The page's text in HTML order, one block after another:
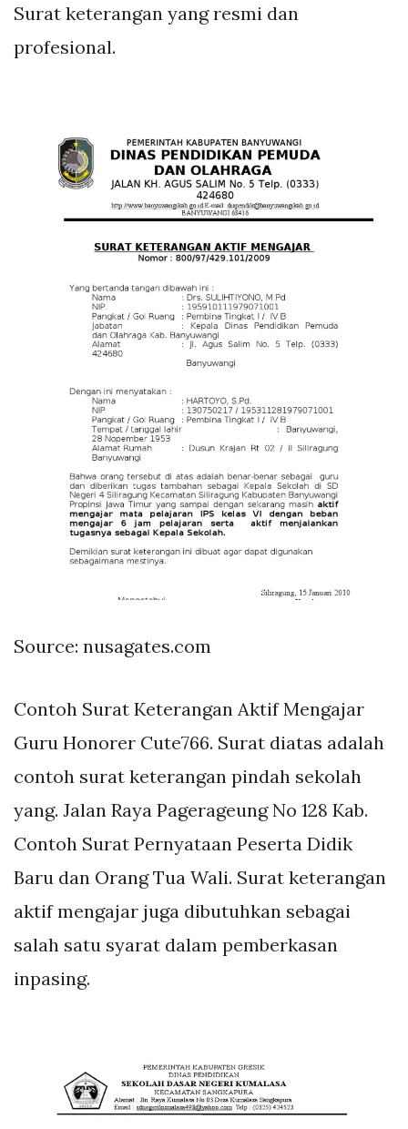
Surat keterangan yang resmi dan
profesional.
Source: nusagates.com
Contoh Surat Keterangan Aktif Mengajar
Guru Honorer Cute766. Surat diatas adalah
contoh surat keterangan pindah sekolah
yang. Jalan Raya Pagerageung No 128 Kab.
Contoh Surat Pernyataan Peserta Didik
Baru dan Orang Tua Wali. Surat keterangan
aktif mengajar juga dibutuhkan sebagai
salah satu syarat dalam pemberkasan
inpasing.